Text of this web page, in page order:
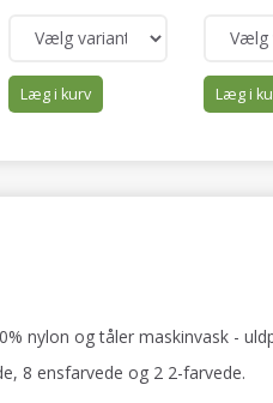
Læg i kurv Læg i
nylon og tåler maskinvask -
8 ensfarvede og 2 2-farvede.